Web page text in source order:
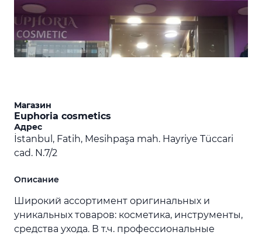
Магазин
Euphoria cosmetics
Адрес
İstanbul, Fatih, Mesihpaşa mah. Hayriye Tüccari
cad. N.7/2
Описание
Широкий ассортимент оригинальных и
уникальных товаров: косметика, инструменты,
средства ухода. В т.ч. профессиональные